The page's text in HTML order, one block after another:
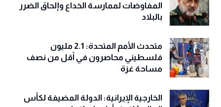
المفاوضات لممارسة الخداع وإلحاق الضرر
بالبلاد
متحدث الأمم المتحدة: 2.1 مليون
فلسطيني محاصرون في أقل من نصف
مساحة غزة
الخارجية الإيرانية: الدولة المضيفة لكأس